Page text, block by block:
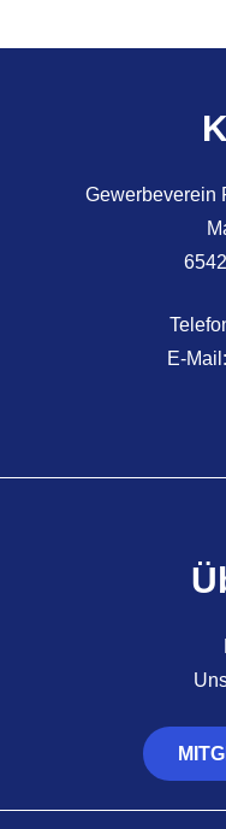
Gewerbeverein
E-Mail: